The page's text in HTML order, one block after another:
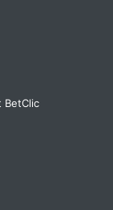
BetClic